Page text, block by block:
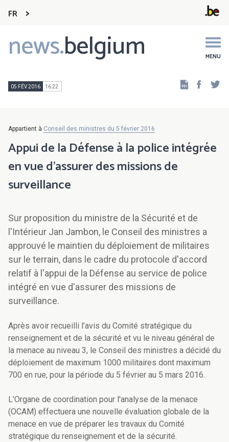
FR
news.belgium MENU
Main
navigation
05 FÉV 2016 16:22
Appartient à Conseil des ministres du 5 février 2016
Appui de la Défense à la police intégrée
en vue d'assurer des missions de
surveillance
Sur proposition du ministre de la Sécurité et de
l'Intérieur Jan Jambon, le Conseil des ministres a
approuvé le maintien du déploiement de militaires
sur le terrain, dans le cadre du protocole d'accord
relatif à l'appui de la Défense au service de police
intégré en vue d'assurer des missions de
surveillance.
Après avoir recueilli l’avis du Comité stratégique du
renseignement et de la sécurité et vu le niveau général de
la menace au niveau 3, le Conseil des ministres a décidé du
déploiement de maximum 1000 militaires dont maximum
700 en rue, pour la période du 5 février au 5 mars 2016.
L’Organe de coordination pour l'analyse de la menace
(OCAM) effectuera une nouvelle évaluation globale de la
menace en vue de préparer les travaux du Comité
stratégique du renseignement et de la sécurité.